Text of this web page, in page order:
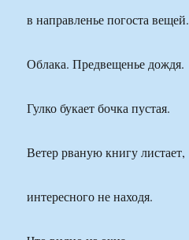
в направленье погоста вещей.
Облака. Предвещенье дождя.
Гулко букает бочка пустая.
Ветер рваную книгу листает,
интересного не находя.